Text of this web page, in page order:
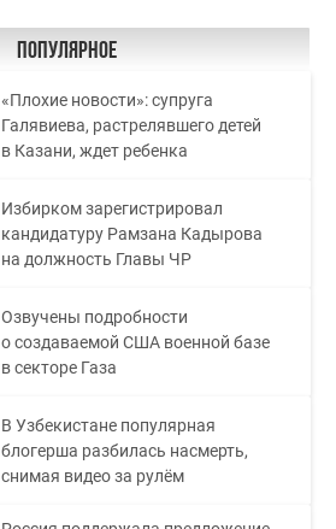
Популярное
«Плохие новости»: супруга
Галявиева, растрелявшего детей
в Казани, ждет ребенка
Избирком зарегистрировал
кандидатуру Рамзана Кадырова
на должность Главы ЧР
Озвучены подробности
о создаваемой США военной базе
в секторе Газа
В Узбекистане популярная
блогерша разбилась насмерть,
снимая видео за рулём